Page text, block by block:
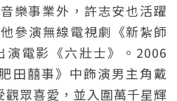
樂事業外，許志安也活躍
參演無線電視劇《新紮師
演電影《六壯士》。2006
田囍事》中飾演男主角戴
觀眾喜愛，並入圍萬千星輝